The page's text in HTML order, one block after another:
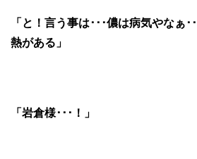
「と！言う事は･･･儂は病気やなぁ･
熱がある」
「岩倉様･･･！」